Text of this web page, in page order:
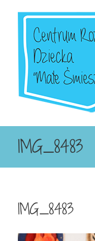
zawartości
IMG_8483
IMG_8483